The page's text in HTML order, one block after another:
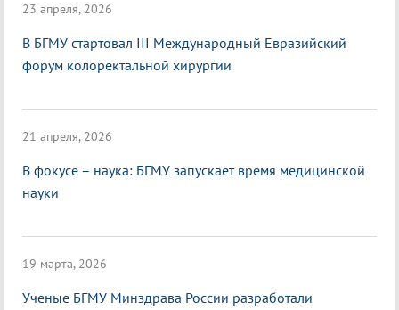
23 апреля, 2026
В БГМУ стартовал III Международный Евразийский
форум колоректальной хирургии
21 апреля, 2026
В фокусе – наука: БГМУ запускает время медицинской
науки
19 марта, 2026
Ученые БГМУ Минздрава России разработали